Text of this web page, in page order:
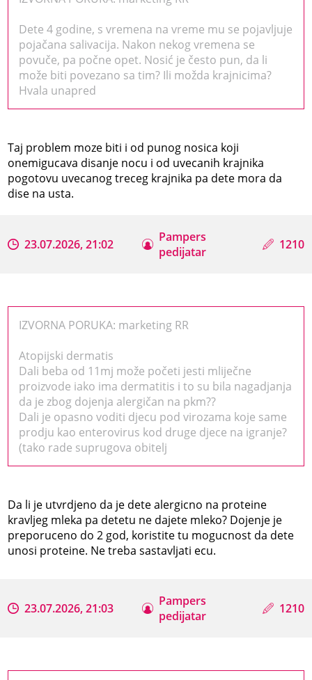
Dete 4 godine, s vremena na vreme mu se pojavljuje
pojačana salivacija. Nakon nekog vremena se
povuče, pa počne opet. Nosić je često pun, da li
može biti povezano sa tim? Ili možda krajnicima?
Hvala unapred
Taj problem moze biti i od punog nosica koji
onemigucava disanje nocu i od uvecanih krajnika
pogotovu uvecanog treceg krajnika pa dete mora da
dise na usta.
23.07.2026, 21:02
Pampers
pedijatar
1210
IZVORNA PORUKA: marketing RR
Atopijski dermatis
Dali beba od 11mj može početi jesti mliječne
proizvode iako ima dermatitis i to su bila nagadjanja
da je zbog dojenja alergičan na pkm??
Dali je opasno voditi djecu pod virozama koje same
prodju kao enterovirus kod druge djece na igranje?
(tako rade suprugova obitelj
Da li je utvrdjeno da je dete alergicno na proteine
kravljeg mleka pa detetu ne dajete mleko? Dojenje je
preporuceno do 2 god, koristite tu mogucnost da dete
unosi proteine. Ne treba sastavljati ecu.
23.07.2026, 21:03
Pampers
pedijatar
1210